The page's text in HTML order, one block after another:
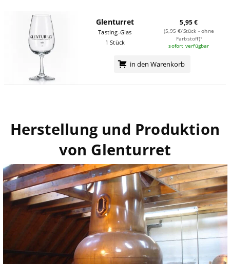
Glenturret
Tasting-Glas
1 Stück
5,95 €
(5,95 €/Stück - ohne
Farbstoff)¹
sofort verfügbar
in den Warenkorb
Herstellung und Produktion
von Glenturret